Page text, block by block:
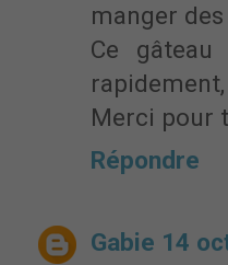
manger
Ce
Merci pour
Répondre
Gabie 14